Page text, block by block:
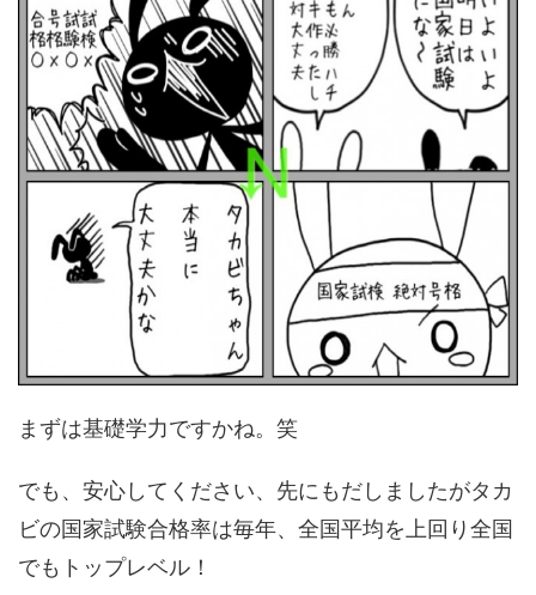
まずは基礎学力ですかね。笑
でも、安心してください、先にもだしましたがタカ
ビの国家試験合格率は毎年、全国平均を上回り全国
でもトップレベル！